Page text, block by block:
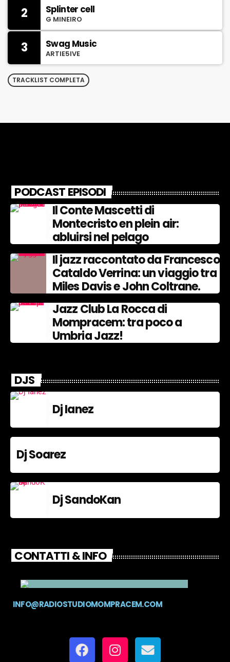
2 Splinter cell
G MINEIRO
3 Swag Music
ARTIE5IVE
TRACKLIST COMPLETA
PODCAST EPISODI
Il Conte Mascetti di
Montecristo en plein air:
abluirsi nel pelago
Il jazz raccontato da Francesco
Cataldo Verrina: un viaggio tra
Miles Davis e John Coltrane.
Jazz Club La Rocca di
Mompracem: tra poco a
Umbria Jazz!
DJS
Dj Ianez
Dj Soarez
Dj SandoKan
CONTATTI & INFO
INFO@RADIOSTUDIOMOMPRACEM.COM